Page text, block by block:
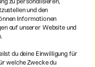
für sperrige Produkte.
und den
Informationen
auf unserer Website und
du deine Einwilligung für
welche Zwecke du